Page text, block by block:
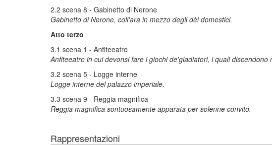
2.2 scena 8 - Gabinetto di Nerone
Gabinetto di Nerone, coll'ara in mezzo degli dèi domestici.
Atto terzo
3.1 scena 1 - Anfiteeatro
Anfiteeatro in cui devonsi fare i giochi de'gladiatori, i quali
3.2 scena 5 - Logge interne
Logge interne del palazzo imperiale.
3.3 scena 9 - Reggia magnifica
Reggia magnifica sontuosamente apparata per solenne convito.
Rappresentazioni